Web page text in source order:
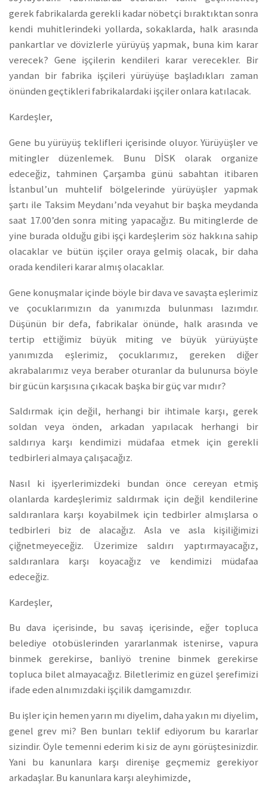
gerek fabrikalarda gerekli kadar nöbetçi bıraktıktan sonra
kendi muhitlerindeki yollarda, sokaklarda, halk arasında
pankartlar ve dövizlerle yürüyüş yapmak, buna kim karar
verecek? Gene işçilerin kendileri karar verecekler. Bir
yandan bir fabrika işçileri yürüyüşe başladıkları zaman
önünden geçtikleri fabrikalardaki işçiler onlara katılacak.
Kardeşler,
Gene bu yürüyüş teklifleri içerisinde oluyor. Yürüyüşler ve
mitingler düzenlemek. Bunu DİSK olarak organize
edeceğiz, tahminen Çarşamba günü sabahtan itibaren
İstanbul’un muhtelif bölgelerinde yürüyüşler yapmak
şartı ile Taksim Meydanı’nda veyahut bir başka meydanda
saat 17.00’den sonra miting yapacağız. Bu mitinglerde de
yine burada olduğu gibi işçi kardeşlerim söz hakkına sahip
olacaklar ve bütün işçiler oraya gelmiş olacak, bir daha
orada kendileri karar almış olacaklar.
Gene konuşmalar içinde böyle bir dava ve savaşta eşlerimiz
ve çocuklarımızın da yanımızda bulunması lazımdır.
Düşünün bir defa, fabrikalar önünde, halk arasında ve
tertip ettiğimiz büyük miting ve büyük yürüyüşte
yanımızda eşlerimiz, çocuklarımız, gereken diğer
akrabalarımız veya beraber oturanlar da bulunursa böyle
bir gücün karşısına çıkacak başka bir güç var mıdır?
Saldırmak için değil, herhangi bir ihtimale karşı, gerek
soldan veya önden, arkadan yapılacak herhangi bir
saldırıya karşı kendimizi müdafaa etmek için gerekli
tedbirleri almaya çalışacağız.
Nasıl ki işyerlerimizdeki bundan önce cereyan etmiş
olanlarda kardeşlerimiz saldırmak için değil kendilerine
saldıranlara karşı koyabilmek için tedbirler almışlarsa o
tedbirleri biz de alacağız. Asla ve asla kişiliğimizi
çiğnetmeyeceğiz. Üzerimize saldırı yaptırmayacağız,
saldıranlara karşı koyacağız ve kendimizi müdafaa
edeceğiz.
Kardeşler,
Bu dava içerisinde, bu savaş içerisinde, eğer topluca
belediye otobüslerinden yararlanmak istenirse, vapura
binmek gerekirse, banliyö trenine binmek gerekirse
topluca bilet almayacağız. Biletlerimiz en güzel şerefimizi
ifade eden alnımızdaki işçilik damgamızdır.
Bu işler için hemen yarın mı diyelim, daha yakın mı diyelim,
genel grev mi? Ben bunları teklif ediyorum bu kararlar
sizindir. Öyle temenni ederim ki siz de aynı görüştesinizdir.
Yani bu kanunlara karşı direnişe geçmemiz gerekiyor
arkadaşlar. Bu kanunlara karşı aleyhimizde,